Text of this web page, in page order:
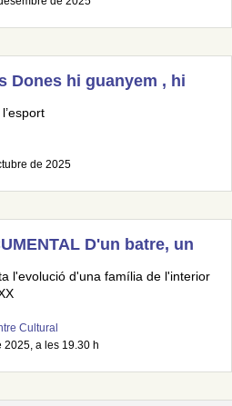
Dones hi guanyem , hi
de 2025
D'un batre, un
l'evolució d'una família de l'interior
Cultural
2025, a les 19.30 h